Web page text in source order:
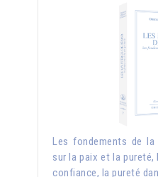
Les fondements de
sur la paix et la pureté,
confiance, la pureté